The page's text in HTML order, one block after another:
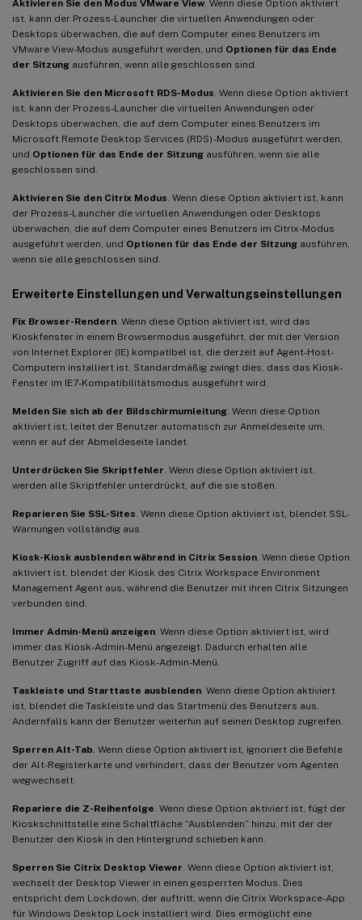
Aktivieren Sie den Modus VMware View . Wenn diese Option aktiviert
ist, kann der Prozess-Launcher die virtuellen Anwendungen oder
Desktops überwachen, die auf dem Computer eines Benutzers im
VMware View-Modus ausgeführt werden, und Optionen für das Ende
der Sitzung ausführen, wenn alle geschlossen sind.
Aktivieren Sie den Microsoft RDS-Modus . Wenn diese Option aktiviert
ist, kann der Prozess-Launcher die virtuellen Anwendungen oder
Desktops überwachen, die auf dem Computer eines Benutzers im
Microsoft Remote Desktop Services (RDS) -Modus ausgeführt werden,
und Optionen für das Ende der Sitzung ausführen, wenn sie alle
geschlossen sind.
Aktivieren Sie den Citrix Modus . Wenn diese Option aktiviert ist, kann
der Prozess-Launcher die virtuellen Anwendungen oder Desktops
überwachen, die auf dem Computer eines Benutzers im Citrix-Modus
ausgeführt werden, und Optionen für das Ende der Sitzung ausführen,
wenn sie alle geschlossen sind.
Erweiterte Einstellungen und Verwaltungseinstellungen
Fix Browser-Rendern . Wenn diese Option aktiviert ist, wird das
Kioskfenster in einem Browsermodus ausgeführt, der mit der Version
von Internet Explorer (IE) kompatibel ist, die derzeit auf Agent-Host-
Computern installiert ist. Standardmäßig zwingt dies, dass das Kiosk-
Fenster im IE7-Kompatibilitätsmodus ausgeführt wird.
Melden Sie sich ab der Bildschirmumleitung . Wenn diese Option
aktiviert ist, leitet der Benutzer automatisch zur Anmeldeseite um,
wenn er auf der Abmeldeseite landet.
Unterdrücken Sie Skriptfehler . Wenn diese Option aktiviert ist,
werden alle Skriptfehler unterdrückt, auf die sie stoßen.
Reparieren Sie SSL-Sites . Wenn diese Option aktiviert ist, blendet SSL-
Warnungen vollständig aus.
Kiosk-Kiosk ausblenden während in Citrix Session . Wenn diese Option
aktiviert ist, blendet der Kiosk des Citrix Workspace Environment
Management Agent aus, während die Benutzer mit ihren Citrix Sitzungen
verbunden sind.
Immer Admin-Menü anzeigen . Wenn diese Option aktiviert ist, wird
immer das Kiosk-Admin-Menü angezeigt. Dadurch erhalten alle
Benutzer Zugriff auf das Kiosk-Admin-Menü.
Taskleiste und Starttaste ausblenden . Wenn diese Option aktiviert
ist, blendet die Taskleiste und das Startmenü des Benutzers aus.
Andernfalls kann der Benutzer weiterhin auf seinen Desktop zugreifen.
Sperren Alt-Tab . Wenn diese Option aktiviert ist, ignoriert die Befehle
der Alt-Registerkarte und verhindert, dass der Benutzer vom Agenten
wegwechselt.
Repariere die Z-Reihenfolge . Wenn diese Option aktiviert ist, fügt der
Kioskschnittstelle eine Schaltfläche “Ausblenden” hinzu, mit der der
Benutzer den Kiosk in den Hintergrund schieben kann.
Sperren Sie Citrix Desktop Viewer . Wenn diese Option aktiviert ist,
wechselt der Desktop Viewer in einen gesperrten Modus. Dies
entspricht dem Lockdown, der auftritt, wenn die Citrix Workspace-App
für Windows Desktop Lock installiert wird. Dies ermöglicht eine